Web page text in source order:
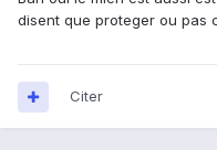
disent que proteger ou pas
Citer